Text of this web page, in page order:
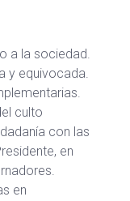
a la sociedad.
y equivocada.
culto
con las
en
en